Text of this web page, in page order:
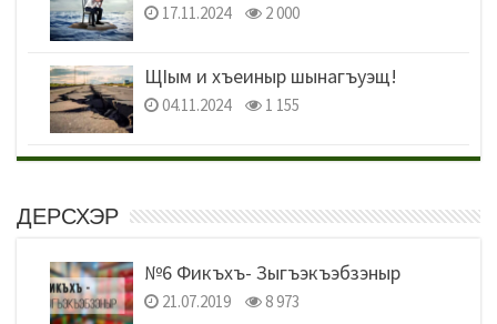
17.11.2024 2 000
ЩIым и хъеиныр шынагъуэщ!
04.11.2024 1 155
ДЕРСХЭР
№6 Фикъхъ- Зыгъэкъэбзэныр
21.07.2019 8 973